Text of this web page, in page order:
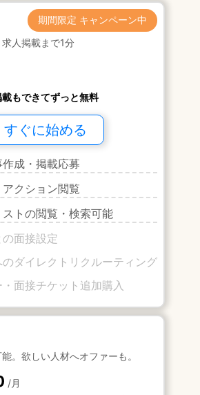
期間限定 キャンペーン中
人掲載まで1分
もできてずっと無料
すぐに始める
成・掲載応募
クション閲覧
トの閲覧・検索可能
面接設定
ダイレクトリクルーティング
面接チケット追加購入
。欲しい人材へオファーも。
/月